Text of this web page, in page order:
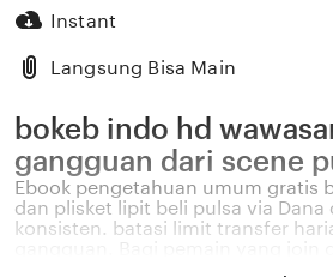
Instant
Langsung Bisa Main
bokeb indo hd
gangguan dari scene
Ebook pengetahuan umum gratis
dan plisket lipit beli pulsa via
konsisten. batasi limit transfer